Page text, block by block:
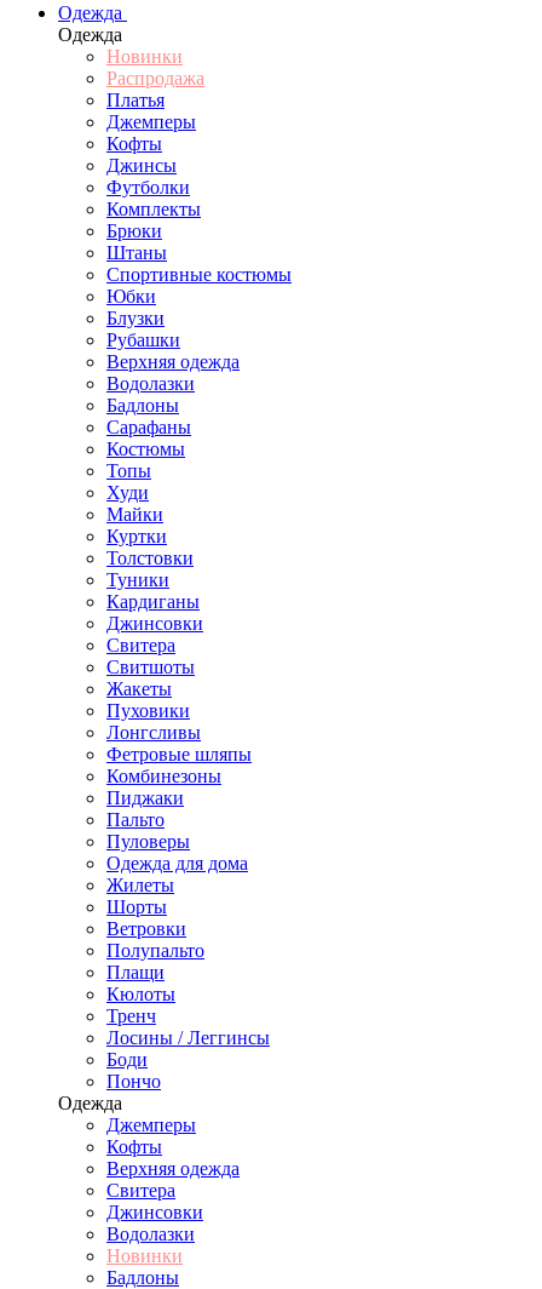
Одежда
Одежда
Новинки
Распродажа
Платья
Джемперы
Кофты
Джинсы
Футболки
Комплекты
Брюки
Штаны
Спортивные костюмы
Юбки
Блузки
Рубашки
Верхняя одежда
Водолазки
Бадлоны
Сарафаны
Костюмы
Топы
Худи
Майки
Куртки
Толстовки
Туники
Кардиганы
Джинсовки
Свитера
Свитшоты
Жакеты
Пуховики
Лонгсливы
Фетровые шляпы
Комбинезоны
Пиджаки
Пальто
Пуловеры
Одежда для дома
Жилеты
Шорты
Ветровки
Полупальто
Плащи
Кюлоты
Тренч
Лосины / Леггинсы
Боди
Пончо
Одежда
Джемперы
Кофты
Верхняя одежда
Свитера
Джинсовки
Водолазки
Новинки
Бадлоны